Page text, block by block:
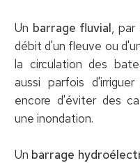
Un barrage fluvial, par
débit d'un fleuve ou
la circulation des
aussi parfois
encore d'éviter des
une inondation.
Un barrage